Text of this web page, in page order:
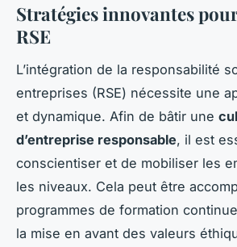
Stratégies innovantes
RSE
L’intégration de la responsabilité
entreprises (RSE) nécessite une
et dynamique. Afin de bâtir une
d’entreprise responsable, il est
conscientiser et de mobiliser les
les niveaux. Cela peut être
programmes de formation
la mise en avant des valeurs